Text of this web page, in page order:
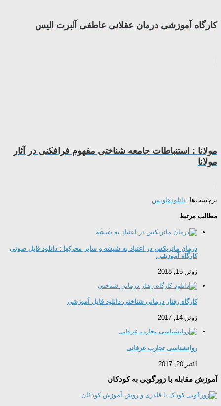
کارگاه آموزشی درمان عقلانی عاطفی آلبرت الیس
مولانا : استنباطات جامعه شناختی مفهوم فرافکنی در آثار
مولانا
برچسب‌ها: دانلودهاویس
مطالب مرتبط
درمان ماتریکس در اعتیاد به شیشه و سایر محرکها : دانلود فایل صوتی
کارگاه آموزشی
ژوئن 15, 2018
کارگاه رفتار درمانی شناختی دانلود فایل آموزشی
ژوئن 14, 2017
روانشناسی تجارب عرفانی
اکتبر 20, 2017
آموزش مقابله با زورگویی به کودکان